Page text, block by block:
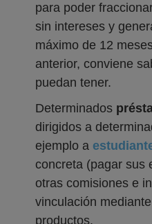
para poder
sin intereses y
máximo de 12
anterior, conviene
puedan tener.
Determinados
dirigidos a
ejemplo a
concreta (pagar sus
otras comisiones e
vinculación
productos.